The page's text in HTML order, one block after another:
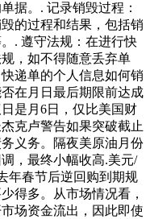
据。. 记录销毁过程：
的过程和结果，包括销
. 遵守法规：在进行快
，如不得随意丢弃单
递单的个人信息如何销
在月日最后期限前达成
是月6日，仅比美国财
克卢警告如果突破截止
义务。隔夜美原油月份
，最终小幅收高.美元/
春节后逆回购到期规
得多。从市场情况看，
场资金流出，因此即使